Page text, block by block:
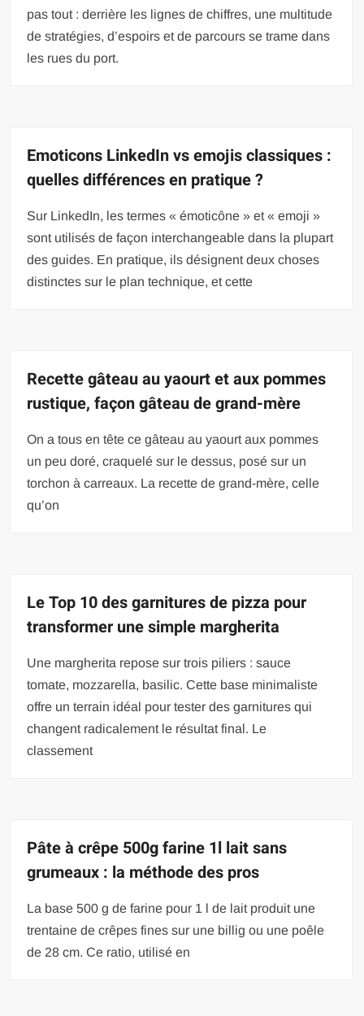
pas tout : derrière les lignes de chiffres, une multitude
de stratégies, d’espoirs et de parcours se trame dans
les rues du port.
Emoticons LinkedIn vs emojis classiques :
quelles différences en pratique ?
Sur LinkedIn, les termes « émoticône » et « emoji »
sont utilisés de façon interchangeable dans la plupart
des guides. En pratique, ils désignent deux choses
distinctes sur le plan technique, et cette
Recette gâteau au yaourt et aux pommes
rustique, façon gâteau de grand-mère
On a tous en tête ce gâteau au yaourt aux pommes
un peu doré, craquelé sur le dessus, posé sur un
torchon à carreaux. La recette de grand-mère, celle
qu’on
Le Top 10 des garnitures de pizza pour
transformer une simple margherita
Une margherita repose sur trois piliers : sauce
tomate, mozzarella, basilic. Cette base minimaliste
offre un terrain idéal pour tester des garnitures qui
changent radicalement le résultat final. Le
classement
Pâte à crêpe 500g farine 1l lait sans
grumeaux : la méthode des pros
La base 500 g de farine pour 1 l de lait produit une
trentaine de crêpes fines sur une billig ou une poêle
de 28 cm. Ce ratio, utilisé en